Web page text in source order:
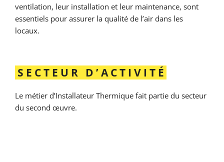
ventilation, leur installation et leur maintenance, sont
essentiels pour assurer la qualité de l’air dans les
locaux.
SECTEUR D’ACTIVITÉ
Le métier d’Installateur Thermique fait partie du secteur
du second œuvre.